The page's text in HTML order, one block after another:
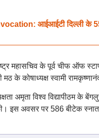
आईआईटी दिल्ली के 55वें
महासचिव के पूर्व चीफ ऑफ
के कोषाध्यक्ष स्वामी
अमृता विश्व विद्यापीठम
इस अवसर पर 586 बीटेक